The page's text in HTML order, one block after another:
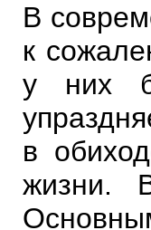
В
к
у них
в
жизни.